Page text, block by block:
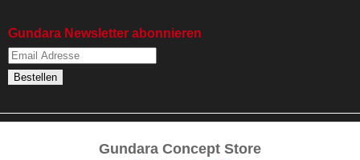
Gundara Newsletter abonnieren
Gundara Concept Store